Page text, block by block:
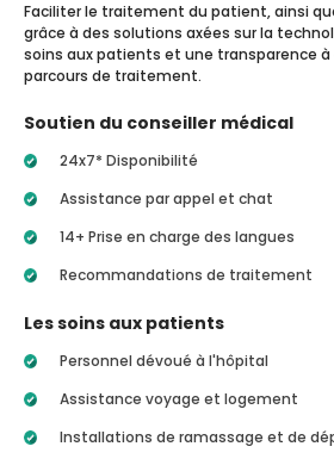
Faciliter le traitement du patient, ainsi
grâce à des solutions axées sur la
soins aux patients et une transparence
parcours de traitement.
Soutien du conseiller médical
24x7* Disponibilité
Assistance par appel et chat
14+ Prise en charge des langues
Recommandations de traitement
Les soins aux patients
Personnel dévoué à l'hôpital
Assistance voyage et logement
Installations de ramassage et de